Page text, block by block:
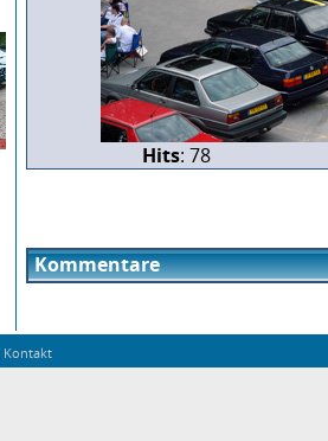
Hits: 78
Kommentare
Kontakt